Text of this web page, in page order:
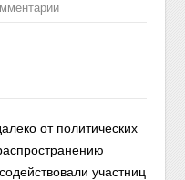
от политических
участниц